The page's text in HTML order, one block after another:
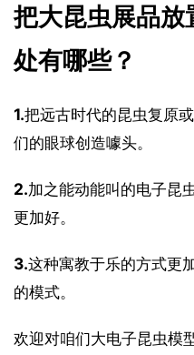
把大昆虫展品
处有哪些？
1.把远古时代的昆虫复原
们的眼球创造噱头。
2.加之能动能叫的电子昆
更加好。
3.这种寓教于乐的方式更
的模式。
欢迎对咱们大电子昆虫模